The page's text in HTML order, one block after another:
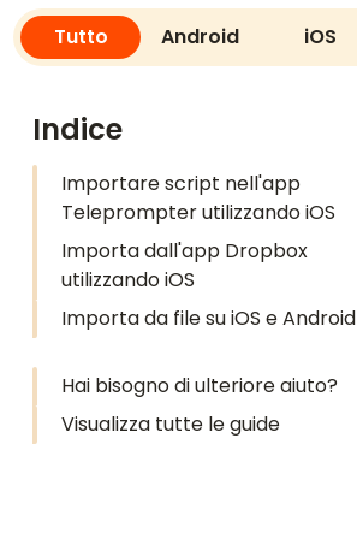
Tutto Android iOS
Indice
Importare script nell'app
Teleprompter utilizzando iOS
Importa dall'app Dropbox
utilizzando iOS
Importa da file su iOS e Android
Hai bisogno di ulteriore aiuto?
Visualizza tutte le guide